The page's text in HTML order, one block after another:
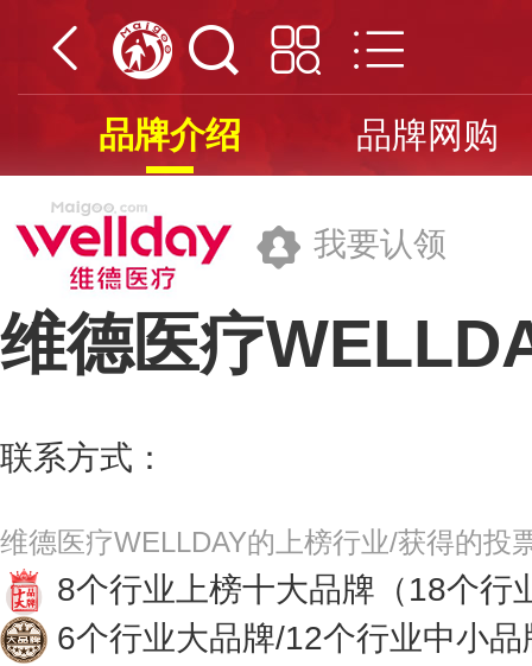
品牌介绍 品牌网购
我要认领
维德医疗
联系方式：
维德医疗WELLDAY的上榜行业/获得的投
8个行业上榜十大品牌 （18个行
6个行业大品牌/12个行业中小品